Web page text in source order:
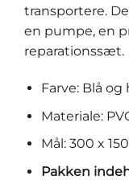
transportere.
en pumpe, en
reparationssæt.
Farve: Blå og
Materiale:
Mål: 300 x
Pakken